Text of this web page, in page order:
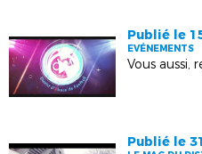
Publié le
EVÉNEMENTS
Vous aussi,
Publié le